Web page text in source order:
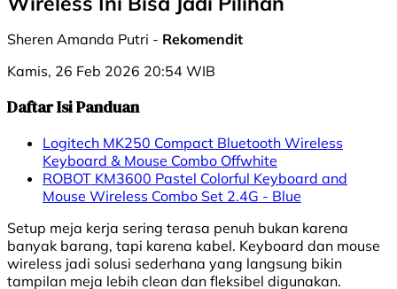
Sheren Amanda Putri - Rekomendit
Kamis, 26 Feb 2026 20:54 WIB
Daftar Isi Panduan
Logitech MK250 Compact Bluetooth Wireless
Keyboard & Mouse Combo Offwhite
ROBOT KM3600 Pastel Colorful Keyboard and
Mouse Wireless Combo Set 2.4G - Blue
Setup meja kerja sering terasa penuh bukan karena
banyak barang, tapi karena kabel. Keyboard dan mouse
wireless jadi solusi sederhana yang langsung bikin
tampilan meja lebih clean dan fleksibel digunakan.